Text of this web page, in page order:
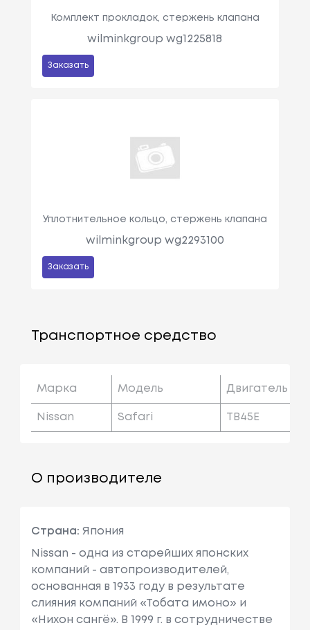
Комплект прокладок, стержень клапана
wilminkgroup wg1225818
Заказать
Уплотнительное кольцо, стержень клапана
wilminkgroup wg2293100
Заказать
Транспортное средство
Марка Модель Двигатель
Nissan Safari TB45E
О производителе
Страна: Япония
Nissan - одна из старейших японских
компаний - автопроизводителей,
основанная в 1933 году в результате
слияния компаний «Тобата имоно» и
«Нихон сангё». В 1999 г. в сотрудничестве